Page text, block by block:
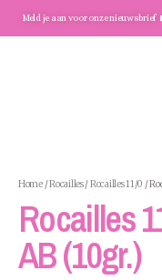
Meld je aan voor onze nieuwsbrief
Home/Rocailles/Rocailles 11/0 /
Rocailles
AB (10gr.)